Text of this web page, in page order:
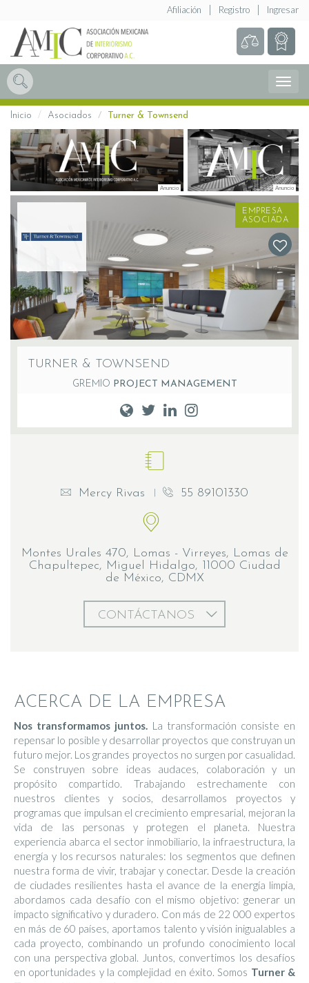
Ingresar
Registro
Afiliación
Menú
Inicio Asociados Turner & Townsend
EMPRESA
ASOCIADA
TURNER & TOWNSEND
GREMIO PROJECT MANAGEMENT
Mercy Rivas 55 89101330
Montes Urales 470, Lomas - Virreyes, Lomas de
Chapultepec, Miguel Hidalgo, 11000 Ciudad
de México, CDMX
CONTÁCTANOS
ACERCA DE LA EMPRESA
Nos transformamos juntos. La transformación consiste en
repensar lo posible y desarrollar proyectos que construyan un
futuro mejor. Los grandes proyectos no surgen por casualidad.
Se construyen sobre ideas audaces, colaboración y un
propósito compartido. Trabajando estrechamente con
nuestros clientes y socios, desarrollamos proyectos y
programas que impulsan el crecimiento empresarial, mejoran la
vida de las personas y protegen el planeta. Nuestra
experiencia abarca el sector inmobiliario, la infraestructura, la
energía y los recursos naturales: los segmentos que definen
nuestra forma de vivir, trabajar y conectar. Desde la creación
de ciudades resilientes hasta el avance de la energía limpia,
abordamos cada desafío con el mismo objetivo: generar un
impacto significativo y duradero. Con más de 22 000 expertos
en más de 60 países, aportamos talento y visión inigualables a
cada proyecto, combinando un profundo conocimiento local
con una perspectiva global. Juntos, convertimos los desafíos
en oportunidades y la complejidad en éxito. Somos Turner &